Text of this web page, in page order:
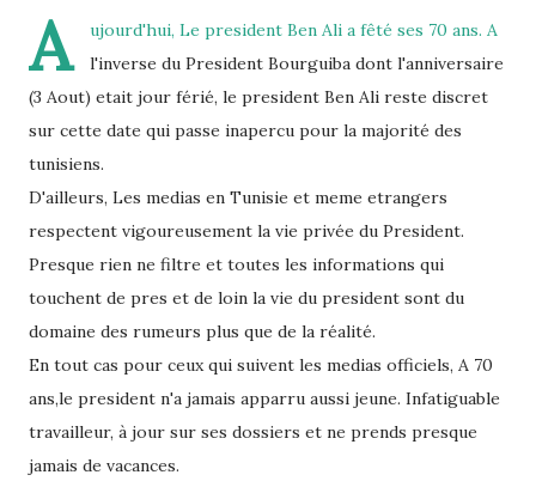
A
ujourd'hui, Le president Ben Ali a fêté ses 70 ans. A
l'inverse du President Bourguiba dont l'anniversaire
(3 Aout) etait jour férié, le president Ben Ali reste discret
sur cette date qui passe inapercu pour la majorité des
tunisiens.
D'ailleurs, Les medias en Tunisie et meme etrangers
respectent vigoureusement la vie privée du President.
Presque rien ne filtre et toutes les informations qui
touchent de pres et de loin la vie du president sont du
domaine des rumeurs plus que de la réalité.
En tout cas pour ceux qui suivent les medias officiels, A 70
ans,le president n'a jamais apparru aussi jeune. Infatiguable
travailleur, à jour sur ses dossiers et ne prends presque
jamais de vacances.